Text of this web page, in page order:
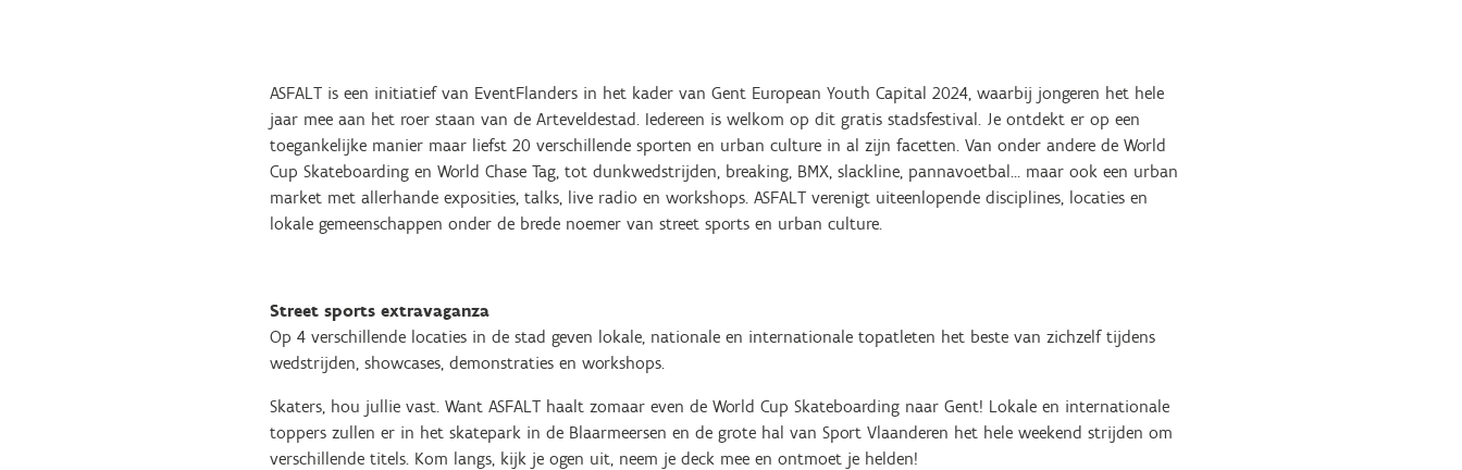
ASFALT is een initiatief van EventFlanders in het kader van Gent European Youth Capital 2024, waarbij jongeren het hele
jaar mee aan het roer staan van de Arteveldestad. Iedereen is welkom op dit gratis stadsfestival. Je ontdekt er op een
toegankelijke manier maar liefst 20 verschillende sporten en urban culture in al zijn facetten. Van onder andere de World
Cup Skateboarding en World Chase Tag, tot dunkwedstrijden, breaking, BMX, slackline, pannavoetbal… maar ook een urban
market met allerhande exposities, talks, live radio en workshops. ASFALT verenigt uiteenlopende disciplines, locaties en
lokale gemeenschappen onder de brede noemer van street sports en urban culture.
Street sports extravaganza
Op 4 verschillende locaties in de stad geven lokale, nationale en internationale topatleten het beste van zichzelf tijdens
wedstrijden, showcases, demonstraties en workshops.
Skaters, hou jullie vast. Want ASFALT haalt zomaar even de World Cup Skateboarding naar Gent! Lokale en internationale
toppers zullen er in het skatepark in de Blaarmeersen en de grote hal van Sport Vlaanderen het hele weekend strijden om
verschillende titels. Kom langs, kijk je ogen uit, neem je deck mee en ontmoet je helden!